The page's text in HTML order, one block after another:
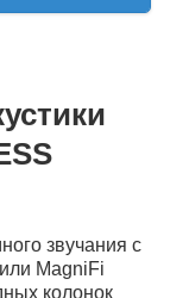
звучания с
MagniFi
колонок